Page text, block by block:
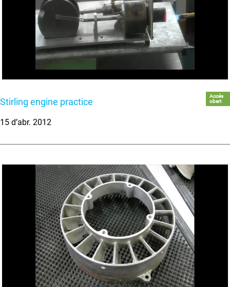
Stirling engine practice
Accés
obert
15 d’abr. 2012